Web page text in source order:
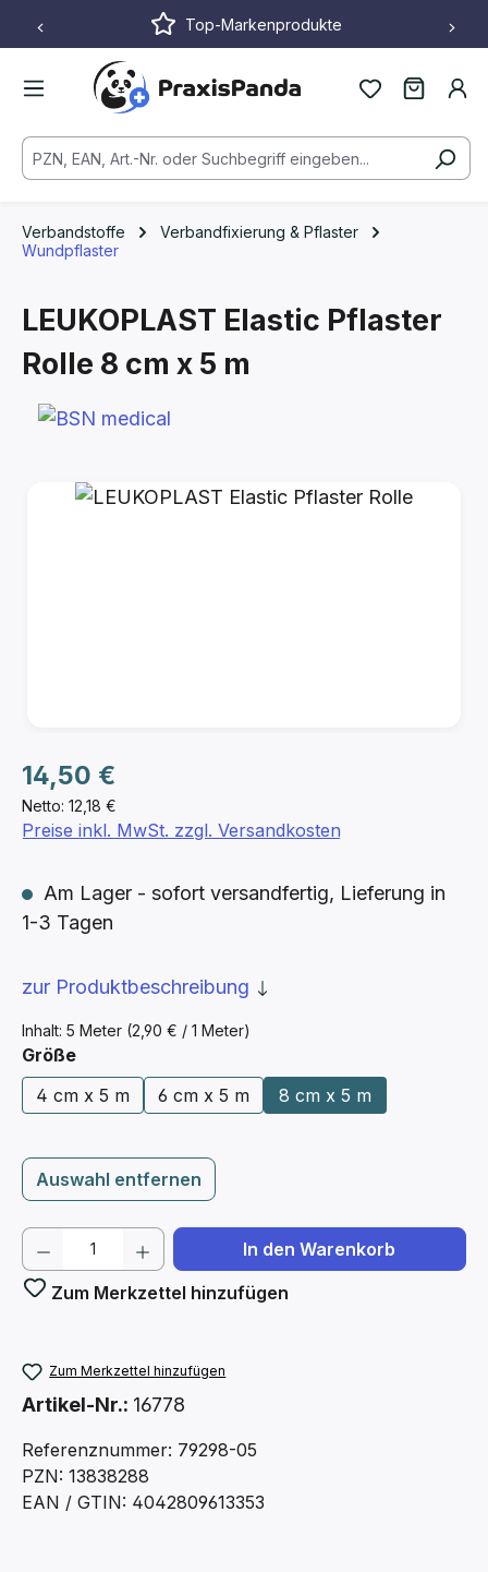
Zum Hauptinhalt springenTop-Markenprodukte
Verbandstoffe
Verbandfixierung & Pflaster
Wundpflaster
LEUKOPLAST Elastic Pflaster
Rolle 8 cm x 5 m
Bildergalerie überspringen
Netto: 12,18 €
Regulärer Preis:
14,50 €
Inhalt: 5 Meter (2,90 € / 1 Meter)
Preise inkl. MwSt. zzgl. Versandkosten
Am Lager - sofort versandfertig, Lieferung in
1-3 Tagen
zur Produktbeschreibung
Größeauswählen
4 cm x 5 m
6 cm x 5 m 8 cm x 5 m
Auswahl entfernen
Produkt Anzahl: Gib den gewünschten
In den Warenkorb
Zum Merkzettel hinzufügen
Zum Merkzettel hinzufügen
Artikel-Nr.: 16778
Referenznummer: 79298-05
PZN: 13838288
EAN / GTIN: 4042809613353